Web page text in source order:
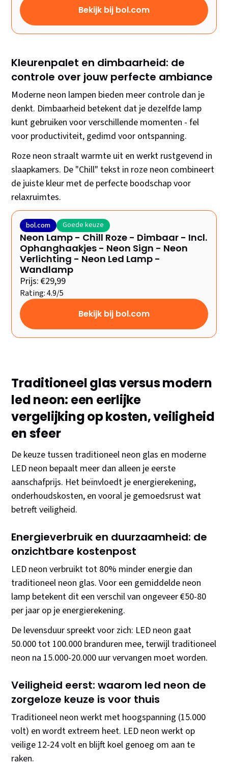
Bekijk bij bol.com
Kleurenpalet en dimbaarheid: de
controle over jouw perfecte ambiance
Moderne neon lampen bieden meer controle dan je
denkt. Dimbaarheid betekent dat je dezelfde lamp
kunt gebruiken voor verschillende momenten - fel
voor productiviteit, gedimd voor ontspanning.
Roze neon straalt warmte uit en werkt rustgevend in
slaapkamers. De "Chill" tekst in roze neon combineert
de juiste kleur met de perfecte boodschap voor
relaxruimtes.
bol.com Goede keuze
Neon Lamp - Chill Roze - Dimbaar - Incl.
Ophanghaakjes - Neon Sign - Neon
Verlichting - Neon Led Lamp -
Wandlamp
Prijs: €29,99
Rating: 4.9/5
Bekijk bij bol.com
Traditioneel glas versus modern
led neon: een eerlijke
vergelijking op kosten, veiligheid
en sfeer
De keuze tussen traditioneel neon glas en moderne
LED neon bepaalt meer dan alleen je eerste
aanschafprijs. Het beïnvloedt je energierekening,
onderhoudskosten, en vooral je gemoedsrust wat
betreft veiligheid.
Energieverbruik en duurzaamheid: de
onzichtbare kostenpost
LED neon verbruikt tot 80% minder energie dan
traditioneel neon glas. Voor een gemiddelde neon
lamp betekent dit een verschil van ongeveer €50-80
per jaar op je energierekening.
De levensduur spreekt voor zich: LED neon gaat
50.000 tot 100.000 branduren mee, terwijl traditioneel
neon na 15.000-20.000 uur vervangen moet worden.
Veiligheid eerst: waarom led neon de
zorgeloze keuze is voor thuis
Traditioneel neon werkt met hoogspanning (15.000
volt) en wordt extreem heet. LED neon werkt op
veilige 12-24 volt en blijft koel genoeg om aan te
raken.